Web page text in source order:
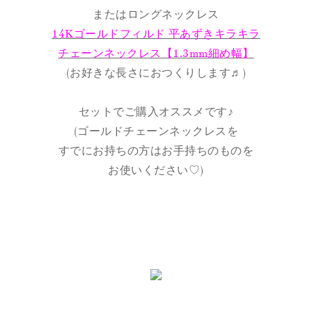
またはロングネックレス
14Kゴールドフィルド 平あずきキラキラ
チェーンネックレス【1.3mm細め幅】
(お好きな長さにおつくりします♬)
セットでご購入オススメです♪
(ゴールドチェーンネックレスを
すでにお持ちの方はお手持ちのものを
お使いください♡)